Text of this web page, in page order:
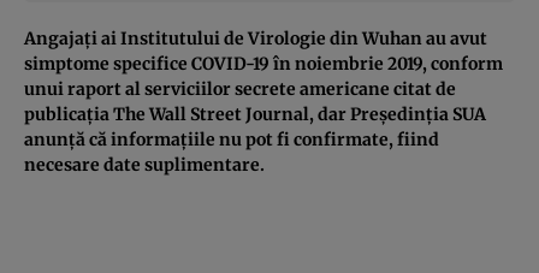
Angajaţi ai Institutului de Virologie din Wuhan au avut
simptome specifice COVID-19 în noiembrie 2019, conform
unui raport al serviciilor secrete americane citat de
publicaţia The Wall Street Journal, dar Preşedinţia SUA
anunţă că informaţiile nu pot fi confirmate, fiind
necesare date suplimentare.